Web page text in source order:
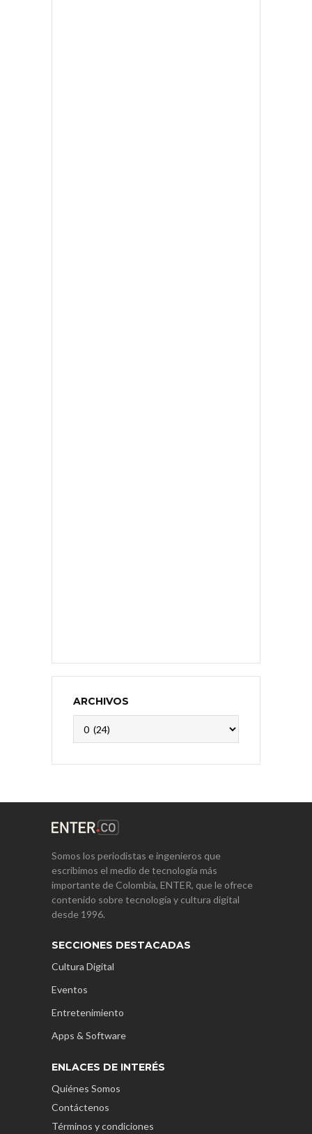
ARCHIVOS
Somos los periodistas e ingenieros que
escribimos el medio de tecnología más
importante de Colombia, ENTER, que le ofrece
contenido sobre tecnología y cultura digital
desde 1996.
SECCIONES DESTACADAS
Cultura Digital
Eventos
Entretenimiento
Apps & Software
ENLACES DE INTERÉS
Quiénes Somos
Contáctenos
Términos y condiciones